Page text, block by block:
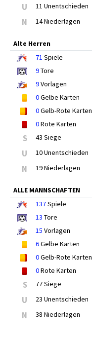
U 11 Unentschieden
N 14 Niederlagen
Alte Herren
71 Spiele
9Tore
9Vorlagen
0Gelbe Karten
0Gelb-Rote Karten
0Rote Karten
S 43 Siege
U 10 Unentschieden
N 19 Niederlagen
ALLE MANNSCHAFTEN
137Spiele
13 Tore
15 Vorlagen
6Gelbe Karten
0Gelb-Rote Karten
0Rote Karten
S 77 Siege
U 23 Unentschieden
N 38 Niederlagen